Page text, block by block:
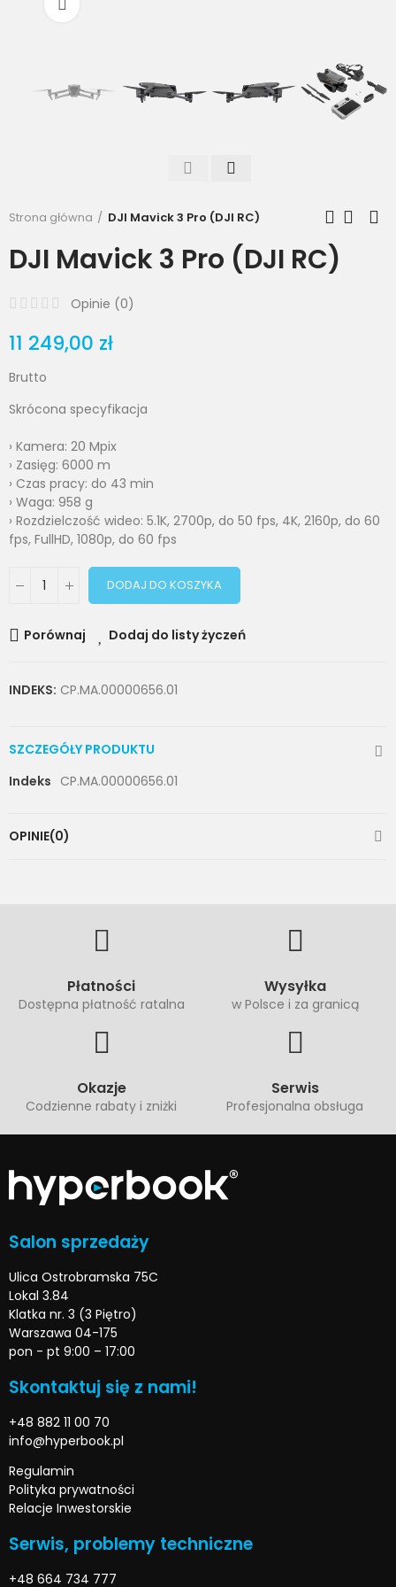
Strona główna DJI Mavick 3 Pro (DJI RC)
DJI Mavick 3 Pro (DJI RC)
Opinie (0)
11 249,00 zł
Brutto
Skrócona specyfikacja
› Kamera: 20 Mpix
› Zasięg: 6000 m
› Czas pracy: do 43 min
› Waga: 958 g
› Rozdzielczość wideo: 5.1K, 2700p, do 50 fps, 4K, 2160p, do 60
fps, FullHD, 1080p, do 60 fps
DODAJ DO KOSZYKA
Porównaj Dodaj do listy życzeń
INDEKS: CP.MA.00000656.01
SZCZEGÓŁY PRODUKTU
Indeks CP.MA.00000656.01
OPINIE(0)
Płatności
Dostępna płatność ratalna
Wysyłka
w Polsce i za granicą
Okazje
Codzienne rabaty i zniżki
Serwis
Profesjonalna obsługa
Salon sprzedaży
Ulica Ostrobramska 75C
Lokal 3.84
Klatka nr. 3 (3 Piętro)
Warszawa 04-175
pon - pt 9:00 – 17:00
Skontaktuj się z nami!
+48 882 11 00 70
info@hyperbook.pl
Regulamin
Polityka prywatności
Relacje Inwestorskie
Serwis, problemy techniczne
+48 664 734 777